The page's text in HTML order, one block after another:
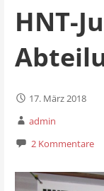
HNT-
17. März 2018
admin
2 Kommentare